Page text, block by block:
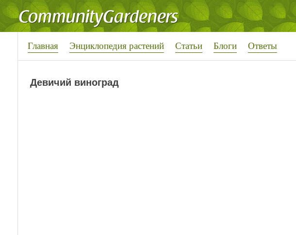
Главная Энциклопедия растений Статьи Блоги Ответы
Девичий виноград